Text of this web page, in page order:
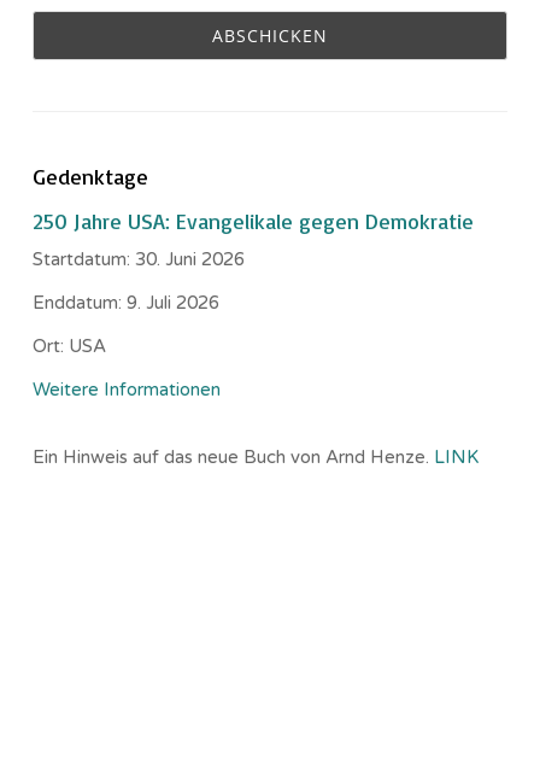
Gedenktage
250 Jahre USA: Evangelikale gegen Demokratie
Startdatum: 30. Juni 2026
Enddatum: 9. Juli 2026
Ort: USA
Weitere Informationen
Ein Hinweis auf das neue Buch von Arnd Henze. LINK